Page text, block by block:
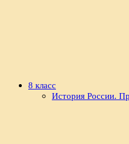
8 класс
История России.